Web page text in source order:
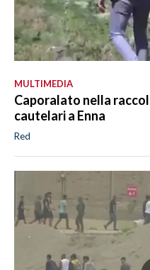
MULTIMEDIA
Caporalato nella
cautelari a Enna
Red